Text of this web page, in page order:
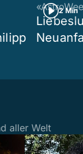
2 Min
aller Welt